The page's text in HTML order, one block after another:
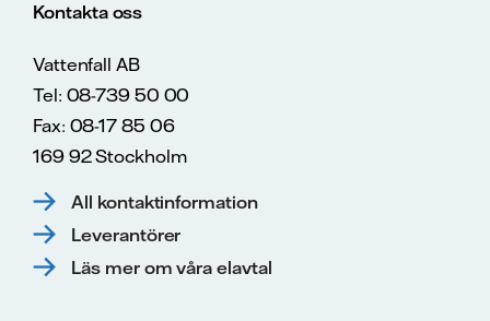
Kontakta oss
Vattenfall AB
Tel: 08-739 50 00
Fax: 08-17 85 06
169 92 Stockholm
All kontaktinformation
Leverantörer
Läs mer om våra elavtal